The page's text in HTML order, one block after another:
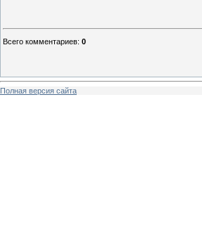
Всего комментариев: 0
Полная версия сайта